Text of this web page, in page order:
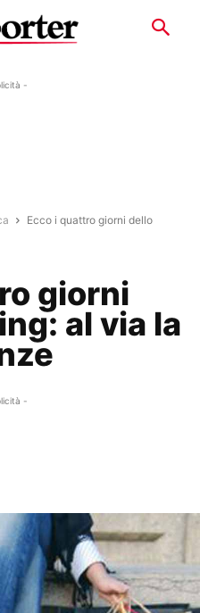
-
Ecco i quattro giorni dello
giorni
al via la
-